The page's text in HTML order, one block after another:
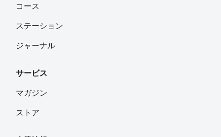
コース
ステーション
ジャーナル
サービス
マガジン
ストア